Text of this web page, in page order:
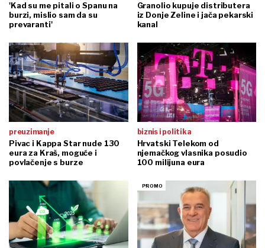
'Kad su me pitali o Spanu na
burzi, mislio sam da su
prevaranti'
Granolio kupuje distributera
iz Donje Zeline i jača pekarski
kanal
preuzimanje
Pivac i Kappa Star nude 130
eura za Kraš, moguće i
povlačenje s burze
biznis i politika
Hrvatski Telekom od
njemačkog vlasnika posudio
100 milijuna eura